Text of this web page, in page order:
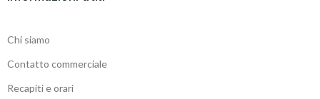
Chi siamo
Contatto commerciale
Recapiti e orari